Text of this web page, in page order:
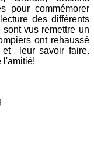
pour commémorer
des différents
vus remettre un
ont rehaussé
et leur savoir faire.
l'amitié!